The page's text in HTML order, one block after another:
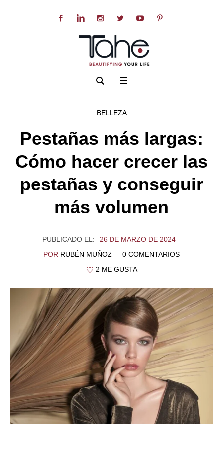
BELLEZA
Pestañas más largas:
Cómo hacer crecer las
pestañas y conseguir
más volumen
PUBLICADO EL:
26 DE MARZO DE 2024
POR RUBÉN MUÑOZ
0 COMENTARIOS
2 ME GUSTA